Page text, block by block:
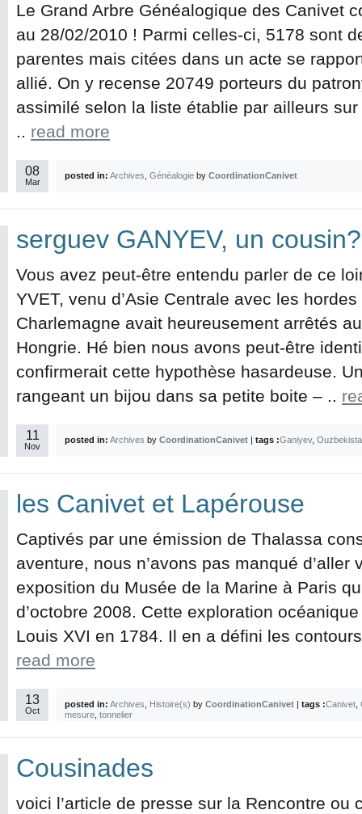
Le Grand Arbre Généalogique des Canivet
au 28/02/2010 ! Parmi celles-ci, 5178 sont
parentes mais citées dans un acte se
allié. On y recense 20749 porteurs du
assimilé selon la liste établie par ailleurs
.. read more
08
Mar
posted in: Archives Généalogie by CoordinationCanivet
serguev GANYEV, un cousin?
Vous avez peut-être entendu parler de ce
YVET, venu d’Asie Centrale avec les hordes
Charlemagne avait heureusement arrêtés
Hongrie. Hé bien nous avons peut-être
confirmerait cette hypothèse hasardeuse.
rangeant un bijou dans sa petite boite – ..
11
Nov
posted in: Archives by CoordinationCanivet | tags :Ganiyev,
les Canivet et Lapérouse
Captivés par une émission de Thalassa
aventure, nous n’avons pas manqué d’aller
exposition du Musée de la Marine à Paris
d’octobre 2008. Cette exploration
Louis XVI en 1784. Il en a défini les
read more
13
Oct
posted in: Archives Histoire(s) by CoordinationCanivet | tags :Canivet
mesure tonnelier
Cousinades
voici l’article de presse sur la Rencontre ou